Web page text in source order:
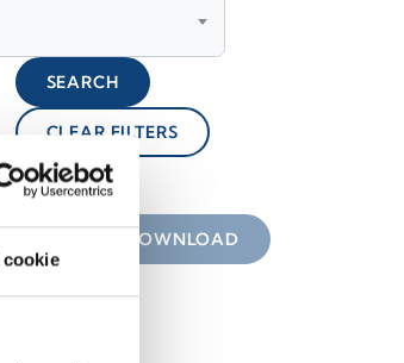
DOWNLOAD
SEARCH
CLEAR FILTERS